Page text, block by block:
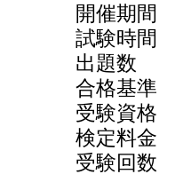
開催期
試験時
出題数
合格基準
受験資格
検定料
受験回数